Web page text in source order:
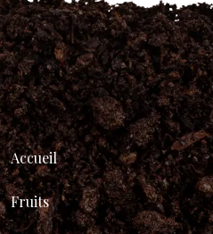
Accueil
Fruits